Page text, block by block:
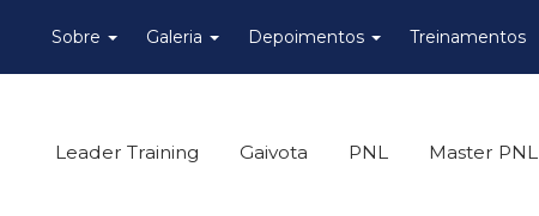
Sobre Galeria Depoimentos Treinamentos
Leader Training Gaivota PNL Master PNL